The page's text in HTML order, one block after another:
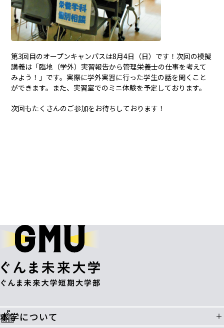
第3回目のオープンキャンパスは8月4日（日）です！次回の模擬
講義は「臨地（学外）実習報告から管理栄養士の仕事を考えて
みよう！」です。実際に学外実習に行った学生の話を聞くこと
ができます。また、実習室でのミニ体験を予定しております。
次回もたくさんのご参加をお待ちしております！
本学について